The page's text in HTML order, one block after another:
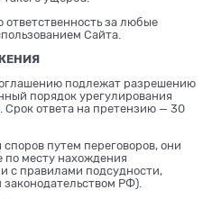
ответственность за любые
Сайта.
подлежат разрешению
порядок урегулирования
Срок ответа на претензию — 30
путем переговоров, они
по месту нахождения
с правилами подсудности,
РФ).